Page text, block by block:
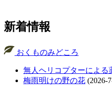
新着情報
おくものみどころ
無人ヘリコプターによる
梅雨明けの野の花 (2026-